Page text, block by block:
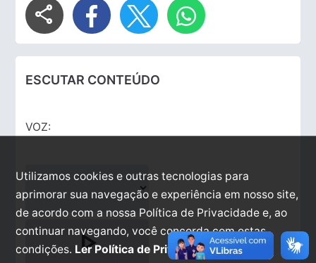
share
ESCUTAR CONTEÚDO
VOZ:
play_arrow
Utilizamos cookies e outras tecnologias para
aprimorar sua navegação e experiência em nosso site,
de acordo com a nossa Política de Privacidade e, ao
continuar navegando, você concorda com estas
condições. Ler Política de Privacidade.